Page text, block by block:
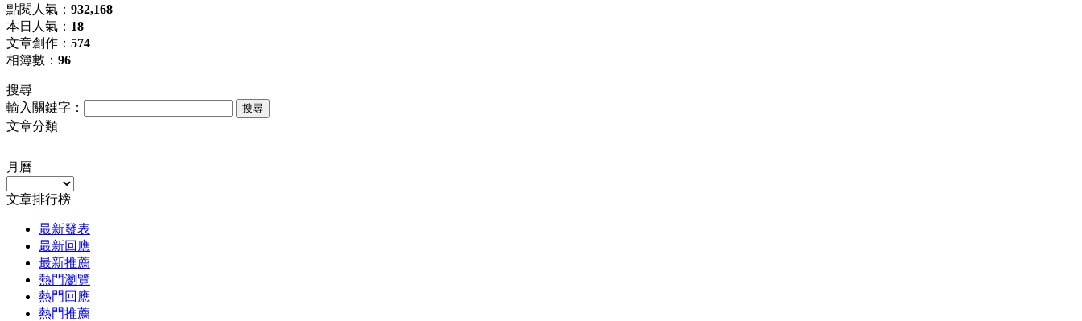
點閱人氣 ： 932,168
本日人氣 ： 18
文章創作 ： 574
相簿數 ： 96
搜尋
輸入關鍵字：
搜尋
文章分類
月曆
文章排行榜
最新發表
最新回應
最新推薦
熱門瀏覽
熱門回應
熱門推薦